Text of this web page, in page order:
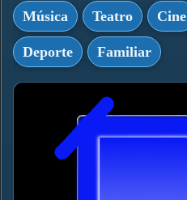
Música Teatro Cine
Deporte Familiar